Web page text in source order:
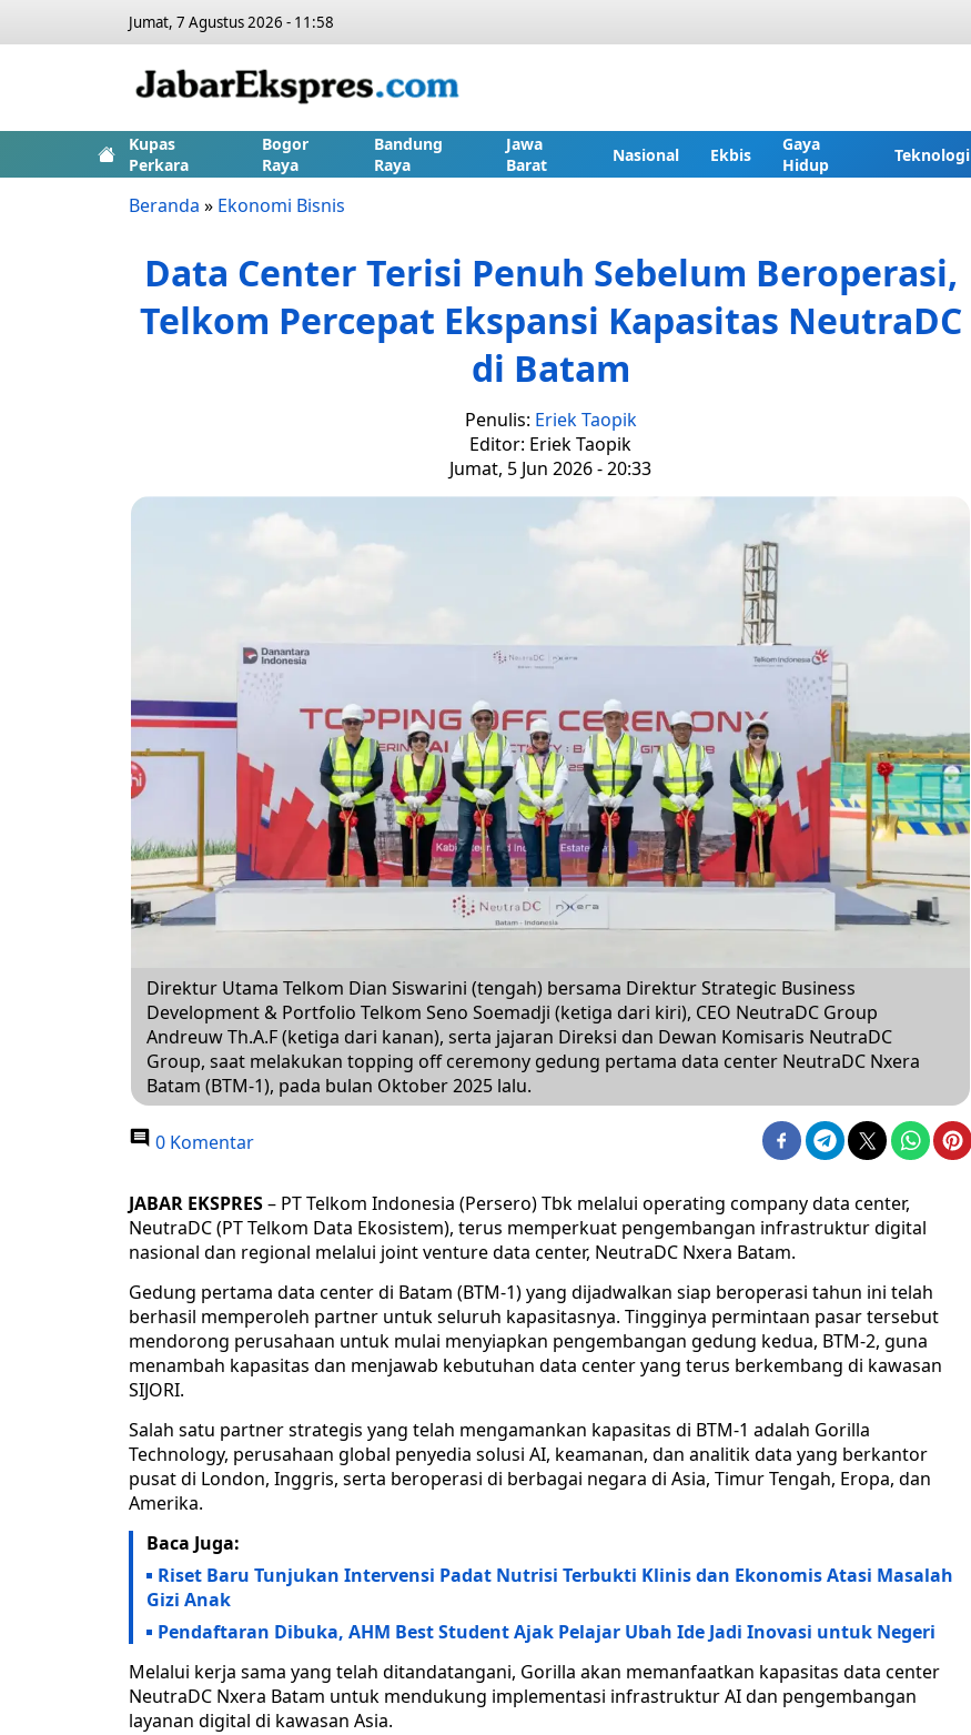
Jumat, 7 Agustus 2026 - 11:58
Kupas
Perkara
Bogor
Raya
Bandung
Raya
Jawa
Barat
Nasional Ekbis
Gaya
Hidup
Teknologi
Beranda » Ekonomi Bisnis
Data Center Terisi Penuh Sebelum Beroperasi,
Telkom Percepat Ekspansi Kapasitas NeutraDC
di Batam
Penulis: Eriek Taopik
Editor: Eriek Taopik
Jumat, 5 Jun 2026 - 20:33
Direktur Utama Telkom Dian Siswarini (tengah) bersama Direktur Strategic Business
Development & Portfolio Telkom Seno Soemadji (ketiga dari kiri), CEO NeutraDC Group
Andreuw Th.A.F (ketiga dari kanan), serta jajaran Direksi dan Dewan Komisaris NeutraDC
Group, saat melakukan topping off ceremony gedung pertama data center NeutraDC Nxera
Batam (BTM-1), pada bulan Oktober 2025 lalu.
0 Komentar
JABAR EKSPRES– PT Telkom Indonesia (Persero) Tbk melalui operating company data center,
NeutraDC (PT Telkom Data Ekosistem), terus memperkuat pengembangan infrastruktur digital
nasional dan regional melalui joint venture data center, NeutraDC Nxera Batam.
Gedung pertama data center di Batam (BTM-1) yang dijadwalkan siap beroperasi tahun ini telah
berhasil memperoleh partner untuk seluruh kapasitasnya. Tingginya permintaan pasar tersebut
mendorong perusahaan untuk mulai menyiapkan pengembangan gedung kedua, BTM-2, guna
menambah kapasitas dan menjawab kebutuhan data center yang terus berkembang di kawasan
SIJORI.
Salah satu partner strategis yang telah mengamankan kapasitas di BTM-1 adalah Gorilla
Technology, perusahaan global penyedia solusi AI, keamanan, dan analitik data yang berkantor
pusat di London, Inggris, serta beroperasi di berbagai negara di Asia, Timur Tengah, Eropa, dan
Amerika.
Baca Juga:
Riset Baru Tunjukan Intervensi Padat Nutrisi Terbukti Klinis dan Ekonomis Atasi Masalah
Gizi Anak
Pendaftaran Dibuka, AHM Best Student Ajak Pelajar Ubah Ide Jadi Inovasi untuk Negeri
Melalui kerja sama yang telah ditandatangani, Gorilla akan memanfaatkan kapasitas data center
NeutraDC Nxera Batam untuk mendukung implementasi infrastruktur AI dan pengembangan
layanan digital di kawasan Asia.